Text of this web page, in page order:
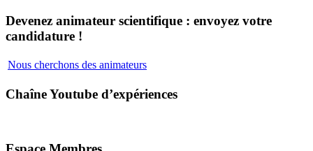
Devenez animateur scientifique : envoyez votre
candidature !
Nous cherchons des animateurs
Chaîne Youtube d’expériences